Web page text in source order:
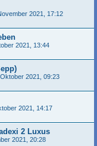
2021, 17:12
2021, 13:44
2021, 09:23
2021, 14:17
2 Luxus
2021, 20:28